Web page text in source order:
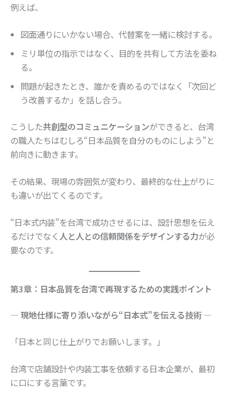
例えば、
図面通りにいかない場合、代替案を一緒に検討する。
ミリ単位の指示ではなく、目的を共有して方法を委ね
る。
問題が起きたとき、誰かを責めるのではなく「次回ど
う改善するか」を話し合う。
こうした共創型のコミュニケーションができると、台湾
の職人たちはむしろ“日本品質を自分のものにしよう”と
前向きに動きます。
その結果、現場の雰囲気が変わり、最終的な仕上がりに
も違いが出てくるのです。
“日本式内装”を台湾で成功させるには、設計思想を伝え
るだけでなく人と人との信頼関係をデザインする力が必
要なのです。
第3章：日本品質を台湾で再現するための実践ポイント
― 現地仕様に寄り添いながら“日本式”を伝える技術 ―
「日本と同じ仕上がりでお願いします。」
台湾で店舗設計や内装工事を依頼する日本企業が、最初
に口にする言葉です。